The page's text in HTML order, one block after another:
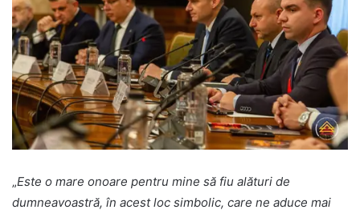
„Este o mare onoare pentru mine să fiu alături de
dumneavoastră, în acest loc simbolic, care ne aduce mai